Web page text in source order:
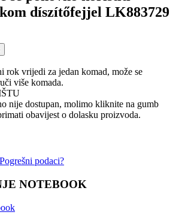
díszítőfejjel LK883729
rok vrijedi za jedan komad, može se
više komada.
nije dostupan, molimo kliknite na gumb
obavijest o dolasku proizvoda.
Pogrešni podaci?
NOTEBOOK